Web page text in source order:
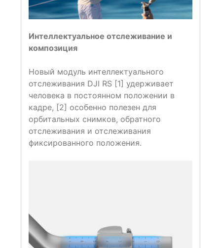
Интеллектуальное отслеживание и
композиция
Новый модуль интеллектуального
отслеживания DJI RS [1] удерживает
человека в постоянном положении в
кадре, [2] особенно полезен для
орбитальных снимков, обратного
отслеживания и отслеживания
фиксированного положения.